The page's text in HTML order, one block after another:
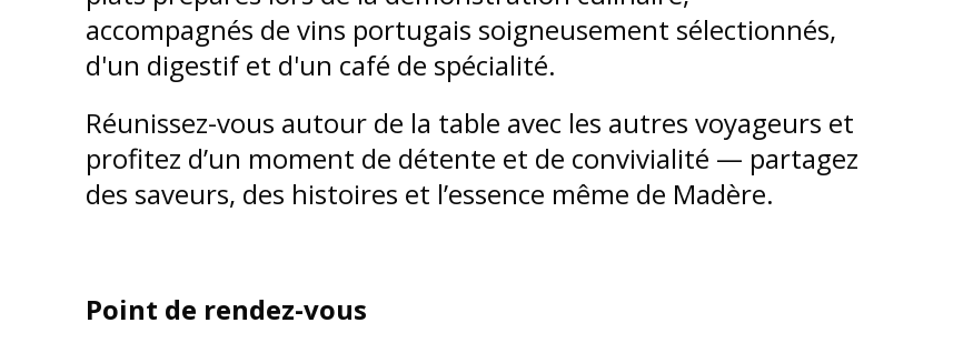
accompagnés de vins portugais soigneusement sélectionnés,
d'un digestif et d'un café de spécialité.
Réunissez-vous autour de la table avec les autres voyageurs et
profitez d’un moment de détente et de convivialité — partagez
des saveurs, des histoires et l’essence même de Madère.
Point de rendez-vous